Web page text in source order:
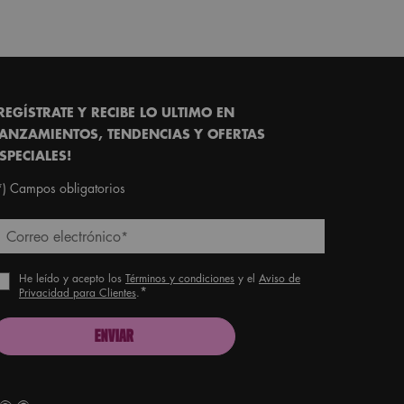
Y RECIBE LO ULTIMO EN
TENDENCIAS Y OFERTAS
Campos obligatorios
Correo electrónico*
He leído y acepto los Términos y condiciones y el Aviso de
Privacidad para Clientes.*
ENVIAR